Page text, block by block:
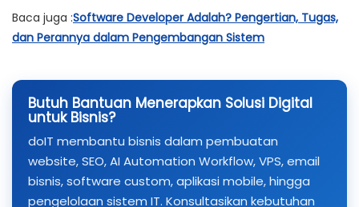
Baca juga :Software Developer Adalah? Pengertian, Tugas,
dan Perannya dalam Pengembangan Sistem
Butuh Bantuan Menerapkan Solusi Digital
untuk Bisnis?
doIT membantu bisnis dalam pembuatan
website, SEO, AI Automation Workflow, VPS, email
bisnis, software custom, aplikasi mobile, hingga
pengelolaan sistem IT. Konsultasikan kebutuhan